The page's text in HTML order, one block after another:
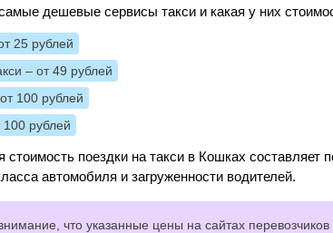
дешевые сервисы такси и какая у них
25 рублей
– от 49 рублей
100 рублей
100 рублей
поездки на такси в Кошках составляет
автомобиля и загруженности водителей.
что указанные цены на сайтах